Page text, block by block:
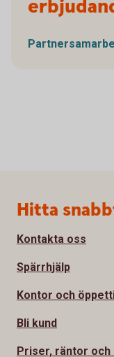
Sidfot
Hitta
Kontakta oss
Spärrhjälp
Kontor och
Bli kund
Priser, räntor